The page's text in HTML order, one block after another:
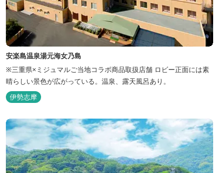
安楽島温泉湯元海女乃島
※三重県×ミジュマルご当地コラボ商品取扱店舗 ロビー正面には素
晴らしい景色が広がっている。温泉、露天風呂あり。
伊勢志摩